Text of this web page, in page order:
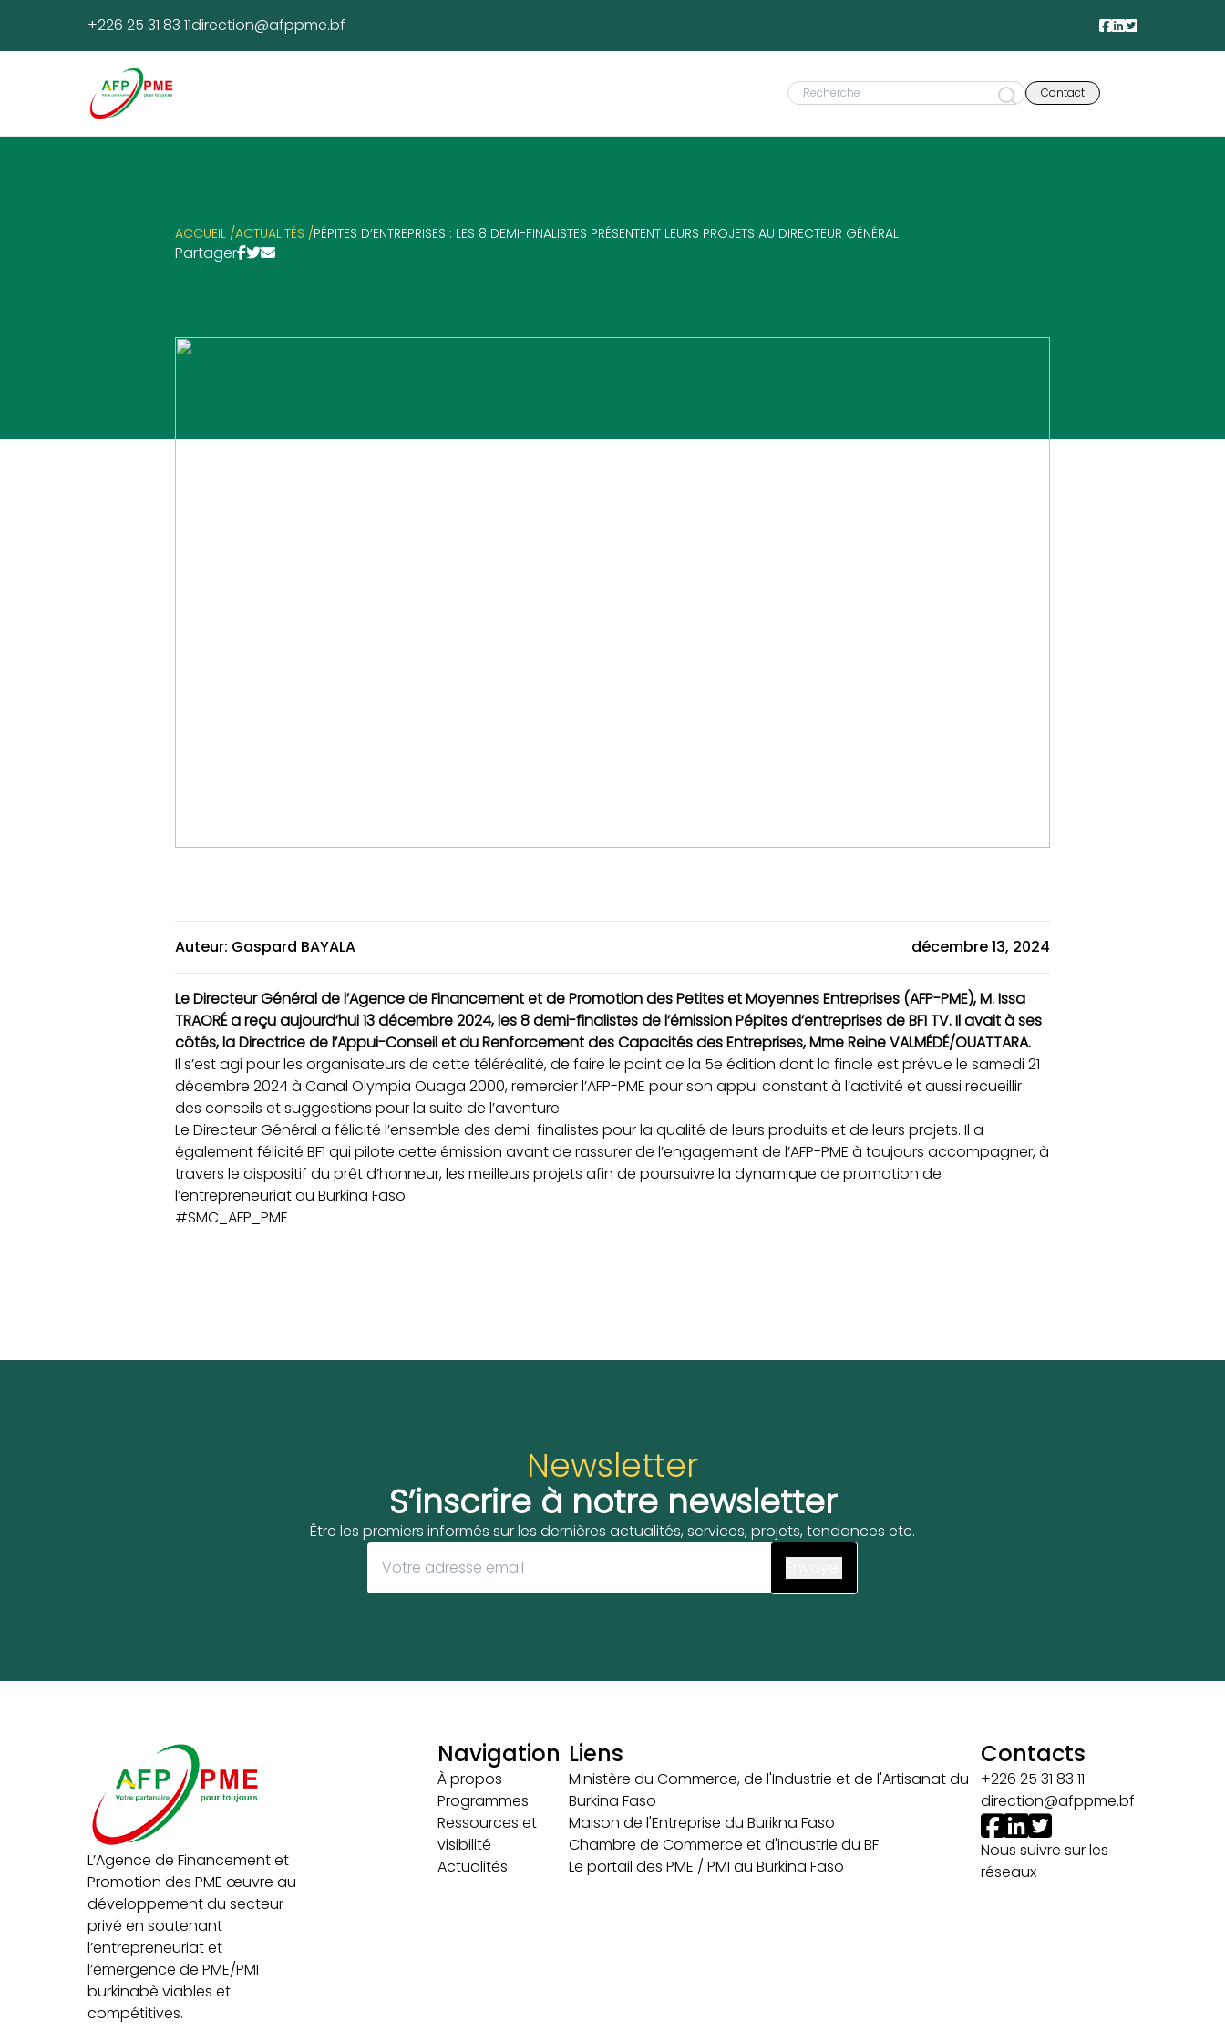
+226 25 31 83 11direction@afppme.bf
Contact
ACCUEIL /ACTUALITÉS /PÉPITES D’ENTREPRISES : LES 8 DEMI-FINALISTES PRÉSENTENT LEURS PROJETS AU DIRECTEUR GÉNÉRAL
Partager
Auteur: Gaspard BAYALA décembre 13, 2024
Le Directeur Général de l’Agence de Financement et de Promotion des Petites et Moyennes Entreprises (AFP-PME), M. Issa
TRAORÉ a reçu aujourd’hui 13 décembre 2024, les 8 demi-finalistes de l’émission Pépites d’entreprises deBF1 TV. Il avait à ses
côtés, la Directrice de l’Appui-Conseil et du Renforcement des Capacités des Entreprises, Mme Reine VALMÉDÉ/OUATTARA.
Il s’est agi pour les organisateurs de cette téléréalité, de faire le point de la 5e édition dont la finale est prévue le samedi 21
décembre 2024 à Canal Olympia Ouaga 2000, remercier l’AFP-PME pour son appui constant à l’activité et aussi recueillir
des conseils et suggestions pour la suite de l’aventure.
Le Directeur Général a félicité l’ensemble des demi-finalistes pour la qualité de leurs produits et de leurs projets. Il a
également félicité BF1 qui pilote cette émission avant de rassurer de l’engagement de l’AFP-PME à toujours accompagner, à
travers le dispositif du prêt d’honneur, les meilleurs projets afin de poursuivre la dynamique de promotion de
l’entrepreneuriat au Burkina Faso.
#SMC_AFP_PME
Newsletter
S’inscrire à notre newsletter
Être les premiers informés sur les dernières actualités, services, projets, tendances etc.
L’Agence de Financement et
Promotion des PME œuvre au
développement du secteur
privé en soutenant
l’entrepreneuriat et
l’émergence de PME/PMI
burkinabè viables et
compétitives.
Navigation
À propos
Programmes
Ressources et
visibilité
Actualités
Liens
Ministère du Commerce, de l'Industrie et de l'Artisanat du
Burkina Faso
Maison de l'Entreprise du Burikna Faso
Chambre de Commerce et d'industrie du BF
Le portail des PME / PMI au Burkina Faso
Contacts
+226 25 31 83 11
direction@afppme.bf
Nous suivre sur les
réseaux